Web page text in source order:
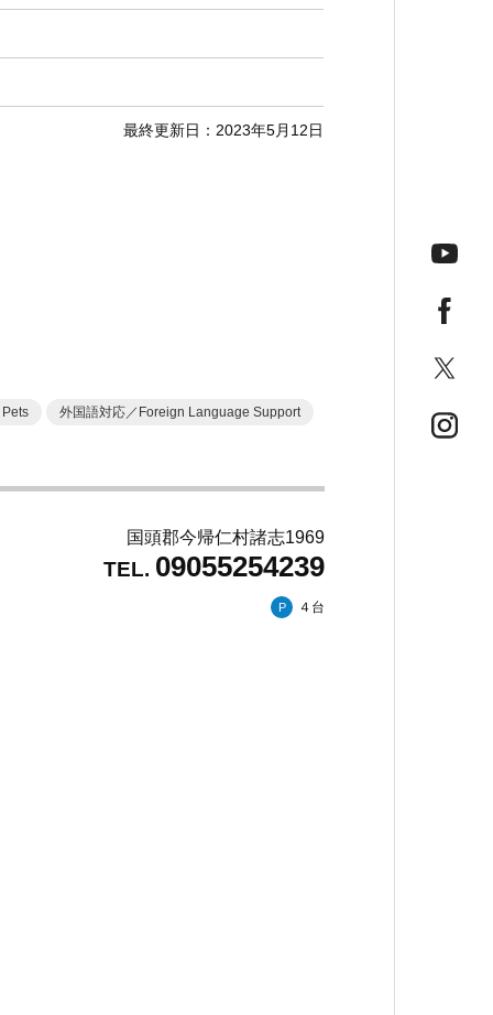
今月の
最終更新日：2023年5月12日
外国語対応／Foreign Language Support
国頭郡今帰仁村諸志1969
TEL. 09055254239
P ４台